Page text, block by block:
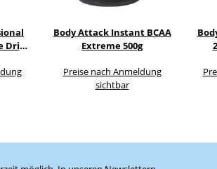
Drink
Body Attack Instant BCAA
Extreme 500g
Preise nach Anmeldung
sichtbar